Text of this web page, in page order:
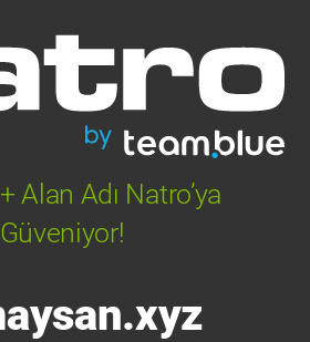
Alan Adı Natro’ya
Güveniyor!